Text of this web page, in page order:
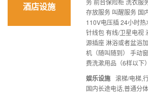
酒店设施
存放服务 叫醒服务 国
110V电压插 24小时
针线包 有线/卫星电视
源插座 淋浴或者盆浴
机（随叫随到） 手动
费洗漱用品（6样以下）
娱乐设施 滚梯/电梯,
国内长途电话,普通分